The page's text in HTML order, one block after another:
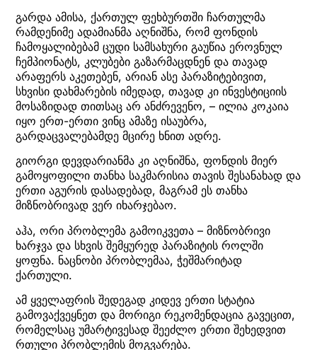
გარდა ამისა, ქართულ ფეხბურთში ჩართულმა
რამდენიმე ადამიანმა აღნიშნა, რომ ფონდის
ჩამოყალიბებამ ცუდი სამსახური გაუწია ეროვნულ
ჩემპიონატს, კლუბები გაზარმაცდნენ და თავად
არაფერს აკეთებენ, არიან ასე პარაზიტებივით,
სხვისი დახმარების იმედად, თავად კი ინვესტიციის
მოსაზიდად თითსაც არ ანძრევენო, – ილია კოკაია
იყო ერთ-ერთი ვინც ამაზე ისაუბრა,
გარდაცვალებამდე მცირე ხნით ადრე.
გიორგი დევდარიანმა კი აღნიშნა, ფონდის მიერ
გამოყოფილი თანხა საკმარისია თავის შესანახად და
ერთი აგურის დასადებად, მაგრამ ეს თანხა
მიზნობრივად ვერ იხარჯებაო.
აჰა, ორი პრობლემა გამოიკვეთა – მიზნობრივი
ხარჯვა და სხვის შემყურედ პარაზიტის როლში
ყოფნა. ნაცნობი პრობლემაა, ჭეშმარიტად
ქართული.
ამ ყველაფრის შედეგად კიდევ ერთი სტატია
გამოვაქვეყნეთ და მორიგი რეკომენდაცია გავეცით,
რომელსაც უმარტივესად შეეძლო ერთი შეხედვით
რთული პრობლემის მოგვარება.